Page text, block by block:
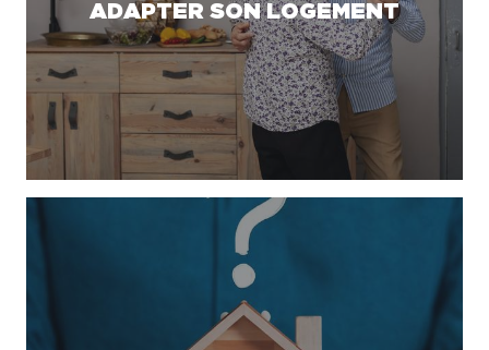
ADAPTER SON LOGEMENT